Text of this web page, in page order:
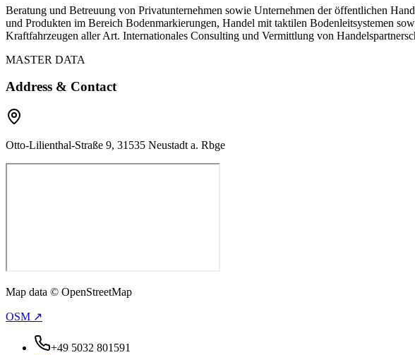
Beratung und Betreuung von Privatunternehmen sowie Unternehmen der öffentlichen
und Produkten im Bereich Bodenmarkierungen, Handel mit taktilen Bodenleitsystemen
Kraftfahrzeugen aller Art. Internationales Consulting und Vermittlung von
MASTER DATA
Address & Contact
Otto-Lilienthal-Straße 9, 31535 Neustadt a. Rbge
Map data © OpenStreetMap
OSM ↗
+49 5032 801591